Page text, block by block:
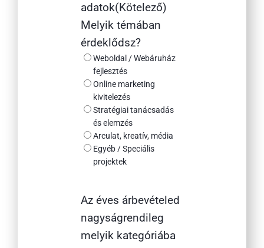
adatok(Kötelező)
Melyik témában
érdeklődsz?
Weboldal / Webáruház
fejlesztés
Online marketing
kivitelezés
Stratégiai tanácsadás
és elemzés
Arculat, kreatív, média
Egyéb / Speciális
projektek
Az éves árbevételed
nagyságrendileg
melyik kategóriába